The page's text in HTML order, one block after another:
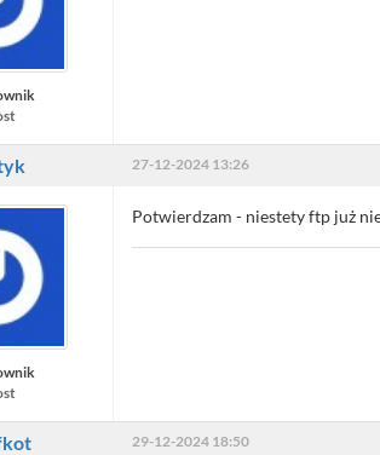
27-12-2024 13:26
Potwierdzam - niestety ftp już
29-12-2024 18:50